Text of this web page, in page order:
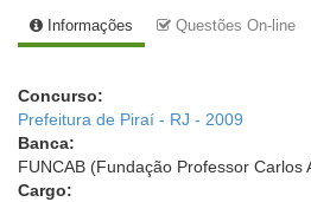
Informações Questões On-line
Concurso:
Prefeitura de Piraí - RJ - 2009
Banca:
FUNCAB (Fundação Professor Carlos
Cargo: